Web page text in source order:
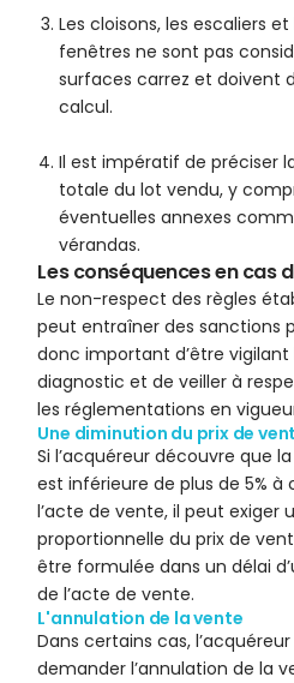
Les cloisons, les escaliers
fenêtres ne sont pas
surfaces carrez et doivent
calcul.
Il est impératif de préciser
totale du lot vendu, y
éventuelles annexes
vérandas.
Les conséquences en cas
Le non-respect des règles
peut entraîner des sanctions
donc important d’être vigilant
diagnostic et de veiller à
les réglementations en
Une diminution du prix de
Si l’acquéreur découvre que
est inférieure de plus de 5%
l’acte de vente, il peut exiger
proportionnelle du prix de
être formulée dans un délai
de l’acte de vente.
L'annulation de la vente
Dans certains cas,
demander l’annulation de la